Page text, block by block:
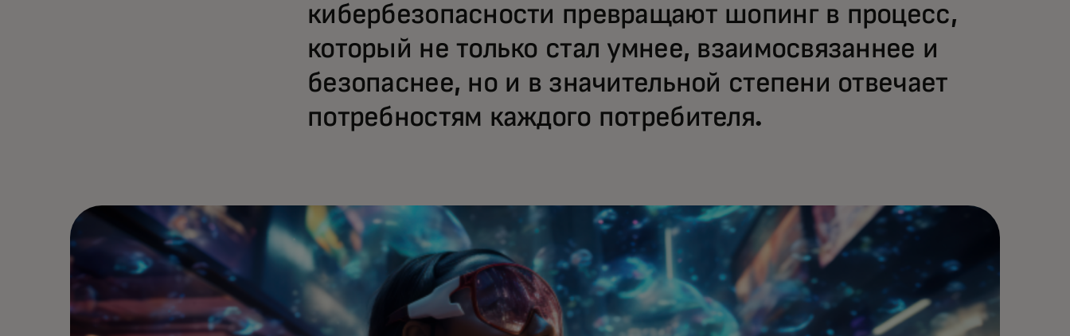
кибербезопасности превращают шопинг в процесс,
который не только стал умнее, взаимосвязаннее и
безопаснее, но и в значительной степени отвечает
потребностям каждого потребителя.